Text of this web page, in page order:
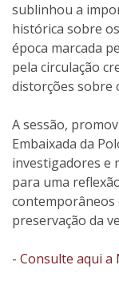
sublinhou a
histórica sobre
época marcada
pela circulação
distorções sobre
A sessão,
Embaixada da
investigadores e
para uma
contemporâneos
preservação da
- Consulte aqui